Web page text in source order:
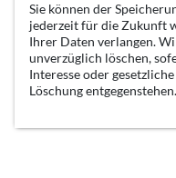
Sie können der
jederzeit für die Zukunft
Ihrer Daten verlangen.
unverzüglich löschen,
Interesse oder
Löschung entgegenstehen.